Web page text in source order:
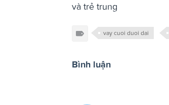
và trẻ trung
vay cuoi duoi dai
Bình luận